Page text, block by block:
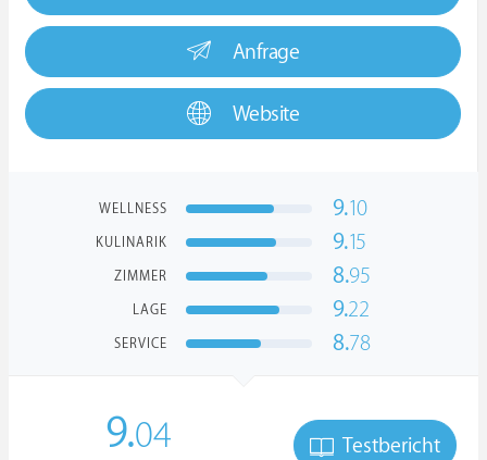
Anfrage
Website
WELLNESS 9.10
KULINARIK 9.15
ZIMMER 8.95
LAGE 9.22
SERVICE 8.78
9.04 Testbericht